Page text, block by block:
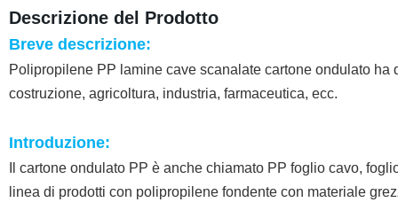
Descrizione del Prodotto
Breve descrizione:
Polipropilene PP lamine cave scanalate cartone ondulato
costruzione, agricoltura, industria, farmaceutica, ecc.
Introduzione:
Il cartone ondulato PP è anche chiamato PP foglio cavo,
linea di prodotti con polipropilene fondente con materiale